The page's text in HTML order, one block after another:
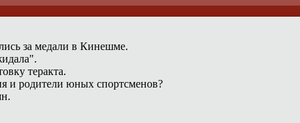
за медали в Кинешме.
теракта.
и родители юных спортсменов?